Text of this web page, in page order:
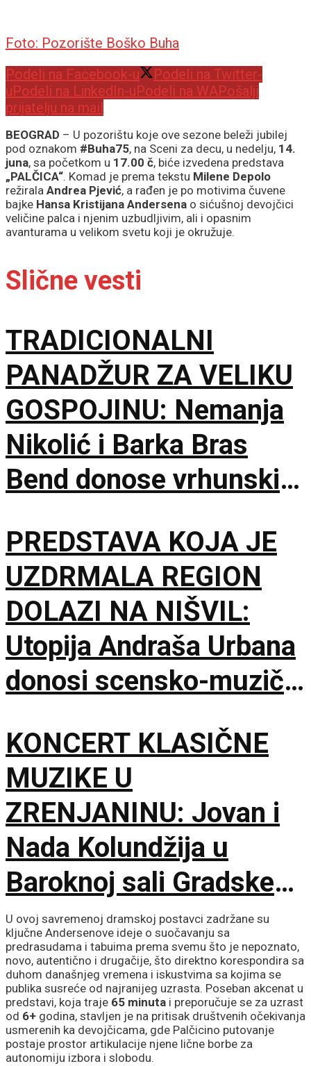
Foto: Pozorište Boško Buha
Podeli na Facebook-u
Podeli na Twitter-
u Podeli na LinkedIn-u Podeli na WAPošalji
prijatelju na mail
BEOGRAD – U pozorištu koje ove sezone beleži jubilej
pod oznakom #Buha75, na Sceni za decu, u nedelju, 14.
juna, sa početkom u 17.00 č, biće izvedena predstava
„PALČICA“. Komad je prema tekstu Milene Depolo
režirala Andrea Pjević, a rađen je po motivima čuvene
bajke Hansa Kristijana Andersena o sićušnoj devojčici
veličine palca i njenim uzbudljivim, ali i opasnim
avanturama u velikom svetu koji je okružuje.
Slične vesti
TRADICIONALNI
PANADŽUR ZA VELIKU
GOSPOJINU: Nemanja
Nikolić i Barka Bras
Bend donose vrhunski
PREDSTAVA KOJA JE
UZDRMALA REGION
DOLAZI NA NIŠVIL:
Utopija Andraša Urbana
donosi scensko-muzički
KONCERT KLASIČNE
MUZIKE U
ZRENJANINU: Jovan i
Nada Kolundžija u
Baroknoj sali Gradske
kuće
U ovoj savremenoj dramskoj postavci zadržane su
ključne Andersenove ideje o suočavanju sa
predrasudama i tabuima prema svemu što je nepoznato,
novo, autentično i drugačije, što direktno korespondira sa
duhom današnjeg vremena i iskustvima sa kojima se
publika susreće od najranijeg uzrasta. Poseban akcenat u
predstavi, koja traje 65 minuta i preporučuje se za uzrast
od 6+ godina, stavljen je na pritisak društvenih očekivanja
usmerenih ka devojčicama, gde Palčicino putovanje
postaje prostor artikulacije njene lične borbe za
autonomiju izbora i slobodu.